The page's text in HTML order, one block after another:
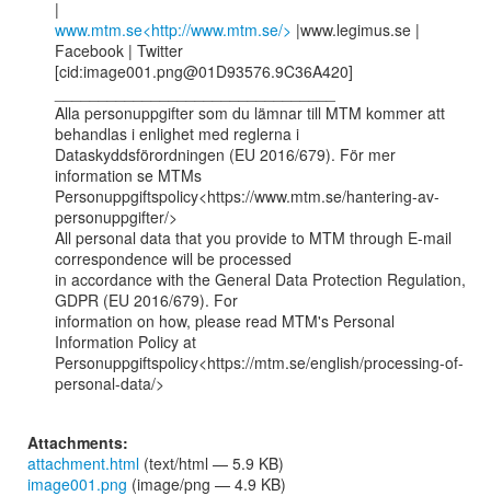
www.mtm.se<http://www.mtm.se/> |www.legimus.se |
Facebook | Twitter
[cid:image001.png@01D93576.9C36A420]
Alla personuppgifter som du lämnar till MTM kommer att
behandlas i enlighet med reglerna i
Dataskyddsförordningen (EU 2016/679). För mer
information se MTMs
Personuppgiftspolicy<https://www.mtm.se/hantering-av-
personuppgifter/>
All personal data that you provide to MTM through E-mail
correspondence will be processed
in accordance with the General Data Protection Regulation,
GDPR (EU 2016/679). For
information on how, please read MTM's Personal
Information Policy at
Personuppgiftspolicy<https://mtm.se/english/processing-of-
personal-data/>
Attachments:
attachment.html (text/html — 5.9 KB)
image001.png (image/png — 4.9 KB)